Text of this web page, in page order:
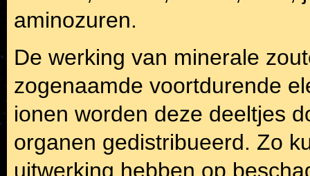
aminozuren.
De werking van minerale
zogenaamde voortdurende
ionen worden deze deeltjes
organen gedistribueerd. Zo
uitwerking hebben op